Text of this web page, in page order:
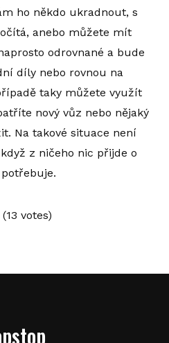
ho někdo ukradnout, s
anebo můžete mít
odrovnané a bude
díly nebo rovnou na
taky můžete využít
nový vůz nebo nějaký
Na takové situace není
z ničeho nic přijde o
votes)